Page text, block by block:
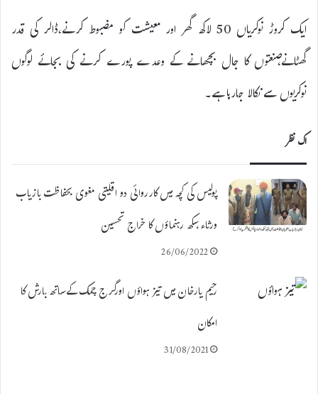
ایک کروڑ نوکریاں 50 لاکھ گھر اور معیشت کو مضبوط کرنے،ڈالر کی قدر
گھٹانے،صنعتوں کا جال بچھانے کے وعدے پورے کرنے کی بجائے لوگوں
نوکریوں سے نکالا جارہا ہے۔
اک نظر
پولیس کی کچہ میں کارروائی دو اقلیتی مغوی بحفاظت بازیاب
ورثاء،سکھ رہنماؤں کا خراج تحسین
26/06/2022
رحیم یارخان میں تیز ہواؤں اورگرج چمک کےساتھ بارش کا
امکان
31/08/2021